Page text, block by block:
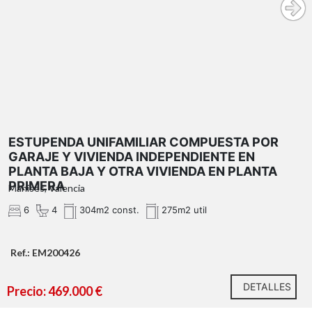
ESTUPENDA UNIFAMILIAR COMPUESTA POR
GARAJE Y VIVIENDA INDEPENDIENTE EN
PLANTA BAJA Y OTRA VIVIENDA EN PLANTA
PRIMERA
Manises, Valencia
6 4 304m2 const. 275m2 util
Ref.: EM200426
Precio: 469.000 € DETALLES